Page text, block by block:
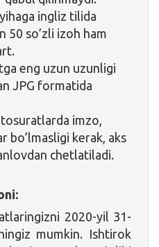
ingliz tilida
50 so’zli izoh ham
eng uzun uzunligi
JPG formatida
imzo,
bo’lmasligi kerak, aks
chetlatiladi.
2020-yil 31-
mumkin. Ishtirok